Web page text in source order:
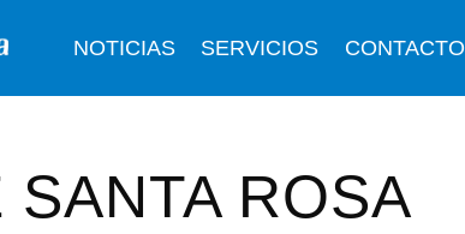
NOTICIAS SERVICIOS CONTACTO
ROSA